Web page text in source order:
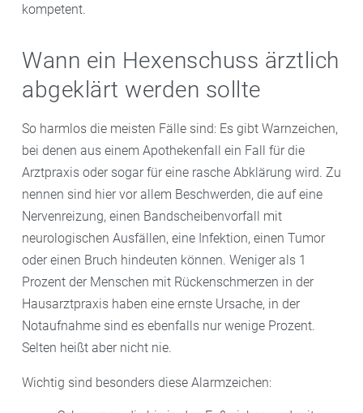
kompetent.
Wann ein Hexenschuss ärztlich
abgeklärt werden sollte
So harmlos die meisten Fälle sind: Es gibt Warnzeichen,
bei denen aus einem Apothekenfall ein Fall für die
Arztpraxis oder sogar für eine rasche Abklärung wird. Zu
nennen sind hier vor allem Beschwerden, die auf eine
Nervenreizung, einen Bandscheibenvorfall mit
neurologischen Ausfällen, eine Infektion, einen Tumor
oder einen Bruch hindeuten können. Weniger als 1
Prozent der Menschen mit Rückenschmerzen in der
Hausarztpraxis haben eine ernste Ursache, in der
Notaufnahme sind es ebenfalls nur wenige Prozent.
Selten heißt aber nicht nie.
Wichtig sind besonders diese Alarmzeichen: